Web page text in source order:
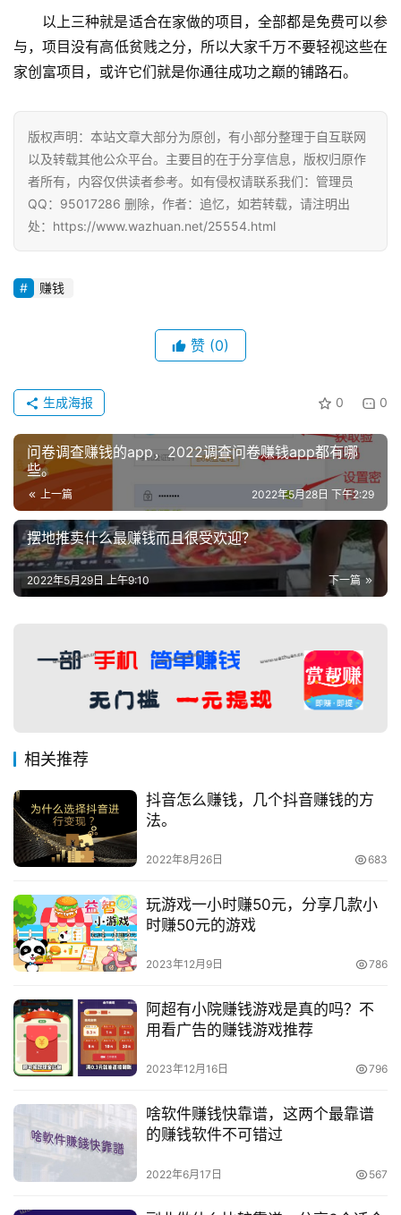
以上三种就是适合在家做的项目，全部都是免费可以参
与，项目没有高低贫贱之分，所以大家千万不要轻视这些在
家创富项目，或许它们就是你通往成功之巅的铺路石。
版权声明：本站文章大部分为原创，有小部分整理于自互联网
以及转载其他公众平台。主要目的在于分享信息，版权归原作
者所有，内容仅供读者参考。如有侵权请联系我们：管理员
QQ：95017286 删除，作者：追忆，如若转载，请注明出
处：https://www.wazhuan.net/25554.html
赚钱
赞 (0)
0 0
生成海报
问卷调查赚钱的app，2022调查问卷赚钱app都有哪
些。
上一篇 2022年5月28日 下午2:29
摆地推卖什么最赚钱而且很受欢迎？
下一篇
2022年5月29日 上午9:10
相关推荐
抖音怎么赚钱，几个抖音赚钱的方
法。
2022年8月26日 683
玩游戏一小时赚50元，分享几款小
时赚50元的游戏
2023年12月9日 786
阿超有小院赚钱游戏是真的吗？不
用看广告的赚钱游戏推荐
2023年12月16日 796
啥软件赚钱快靠谱，这两个最靠谱
的赚钱软件不可错过
2022年6月17日 567